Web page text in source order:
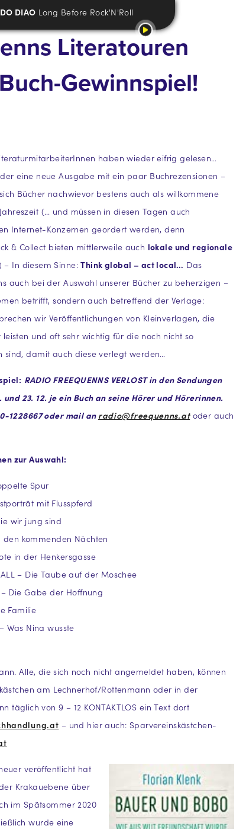
DIAO Long Before Rock'N'Roll
Literatouren
Gewinnspiel!
haben wieder eifrig gelesen…
eine neue Ausgabe mit ein paar Buchrezensionen –
Bücher nachwievor bestens auch als willkommene
(… und müssen in diesen Tagen auch
Internet-Konzernen geordert werden, denn
& Collect bieten mittlerweile auch lokale und regionale
– In diesem Sinne:Think global – act local… Das
auch bei der Auswahl unserer Bücher zu beherzigen –
betrifft, sondern auch betreffend der Verlage:
wir Veröffentlichungen von Kleinverlagen, die
und oft sehr wichtig für die noch nicht so
sind, damit auch diese verlegt werden…
RADIO FREEQUENNS VERLOST in den Sendungen
und 23. 12. je ein Buch an seine Hörer und Hörerinnen.
1228667 oder mail anradio@freequenns.atoder auch
zur Auswahl:
Spur
mit Flusspferd
wir jung sind
den kommenden Nächten
in der Henkersgasse
– Die Taube auf der Moschee
– Die Gabe der Hoffnung
Familie
Was Nina wusste
Alle, die sich noch nicht angemeldet haben, können
am Lechnerhof/Rottenmann oder in der
von 9 – 12 KONTAKTLOS ein Text dort
– und hier auch: Sparvereinskästchen-
veröffentlicht hat
Krakauebene über
im Spätsommer 2020
wurde eine